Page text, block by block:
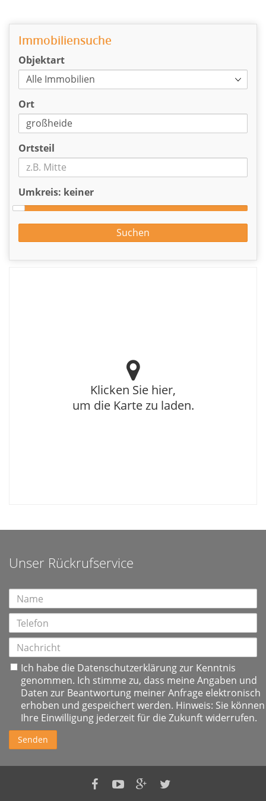
Immobiliensuche
Objektart
Ort
Ortsteil
Umkreis: keiner
Klicken Sie hier,
um die Karte zu laden.
Unser Rückrufservice
Ich habe die Datenschutzerklärungzur Kenntnis
genommen. Ich stimme zu, dass meine Angaben und
Daten zur Beantwortung meiner Anfrage elektronisch
erhoben und gespeichert werden. Hinweis: Sie können
Ihre Einwilligung jederzeit für die Zukunft widerrufen.
Senden
NordseeNordseeNordsee